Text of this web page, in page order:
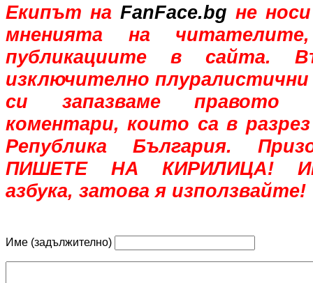
Екипът на FanFace.bg не
мненията на
публикациите в сайта.
изключително
си запазваме правото
коментари, които са в
Република България.
ПИШЕТЕ НА КИРИЛИЦА!
азбука, затова я използвайте!
Име (задължително)